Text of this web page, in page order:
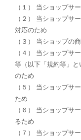
（１） 当ショップサ
（２） 当ショップサ
対応のため
（３） 当ショップの
（４） 当ショップサ
等（以下「規約等」
のため
（５） 当ショップサ
ため
（６） 当ショップサ
るため
（７） 当ショップサ